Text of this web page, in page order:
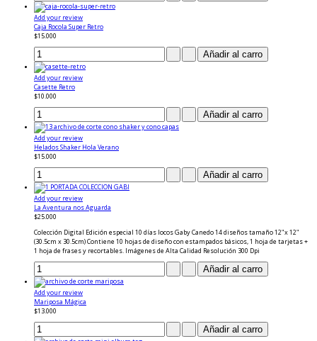
Add your review
Caja Rocola Super Retro
$15.000
Add your review
Casette Retro
$10.000
Add your review
Helados Shaker Hola Verano
$15.000
Add your review
La Aventura nos Aguarda
$25.000
Colección Digital Edición especial 10 días locos Gaby Canedo 14 diseños tamaño 12"x 12"
(30.5cm x 30.5cm) Contiene 10 hojas de diseño con estampados básicos, 1 hoja de tarjetas +
1 hoja de frases y recortables. Imágenes de Alta Calidad Resolución 300 Dpi
Add your review
Mariposa Mágica
$13.000